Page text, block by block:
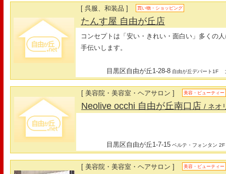
[ 呉服、和装品 ] 買い物・ショッピング
たんす屋 自由が丘店
コンセプトは「安い・きれい・面白い」多くの
手伝いします。
目黒区自由が丘1-28-8 自由が丘デパート1F
[ 美容院・美容室・ヘアサロン ] 美容・ビューティー
Neolive occhi 自由が丘南口店/ ネオ
目黒区自由が丘1-7-15 ベルテ・フォンタン 2F
[ 美容院・美容室・ヘアサロン ] 美容・ビューティー